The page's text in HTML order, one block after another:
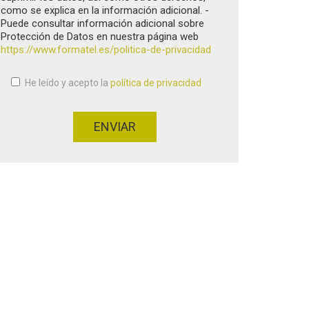
como se explica en la información adicional. -
Puede consultar información adicional sobre
Protección de Datos en nuestra página web
https://www.formatel.es/politica-de-privacidad
He leído y acepto la política de privacidad
ENVIAR